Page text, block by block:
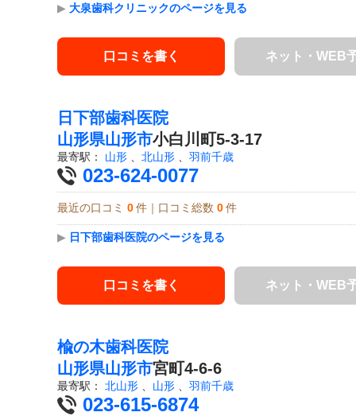
▶ 大泉歯科クリニックのページを見る
口コミを書く ネット・WEB
日下部歯科医院
山形県山形市小白川町5-3-17
最寄駅： 山形 北山形 羽前千歳
023-624-0077
最近の口コミ 0 件｜口コミ総数 0 件
▶ 日下部歯科医院のページを見る
口コミを書く ネット・WEB
楡の木歯科医院
山形県山形市宮町4-6-6
最寄駅： 北山形 山形 羽前千歳
023-615-6874